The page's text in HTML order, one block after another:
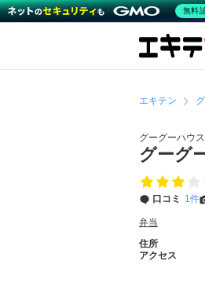
エキテン
グーグーハウス
グーグ
口コミ 1件
弁当
住所
アクセス
無料